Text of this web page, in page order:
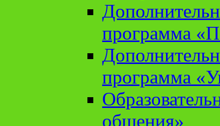
программа
программа
общения»